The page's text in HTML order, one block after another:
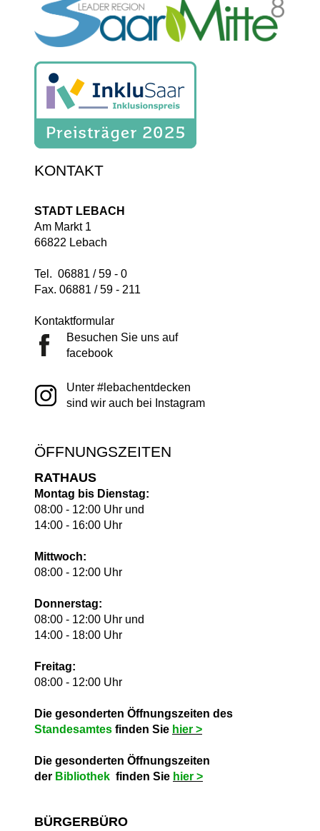
KONTAKT
STADT LEBACH
Am Markt 1
66822 Lebach
Tel. 06881 / 59 - 0
Fax. 06881 / 59 - 211
Kontaktformular
Besuchen Sie uns auf
facebook
Unter #lebachentdecken
sind wir auch bei Instagram
ÖFFNUNGSZEITEN
RATHAUS
Montag bis Dienstag:
08:00 - 12:00 Uhr und
14:00 - 16:00 Uhr
Mittwoch:
08:00 - 12:00 Uhr
Donnerstag:
08:00 - 12:00 Uhr und
14:00 - 18:00 Uhr
Freitag:
08:00 - 12:00 Uhr
Die gesonderten Öffnungszeiten des
Standesamtes finden Sie hier >
Die gesonderten Öffnungszeiten
der Bibliothek finden Sie hier >
BÜRGERBÜRO